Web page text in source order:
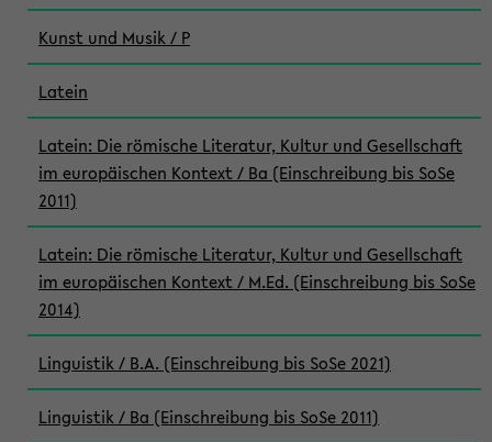
Kunst und Musik / P
Latein
Latein: Die römische Literatur, Kultur und Gesellschaft
im europäischen Kontext / Ba (Einschreibung bis SoSe
2011)
Latein: Die römische Literatur, Kultur und Gesellschaft
im europäischen Kontext / M.Ed. (Einschreibung bis SoSe
2014)
Linguistik / B.A. (Einschreibung bis SoSe 2021)
Linguistik / Ba (Einschreibung bis SoSe 2011)